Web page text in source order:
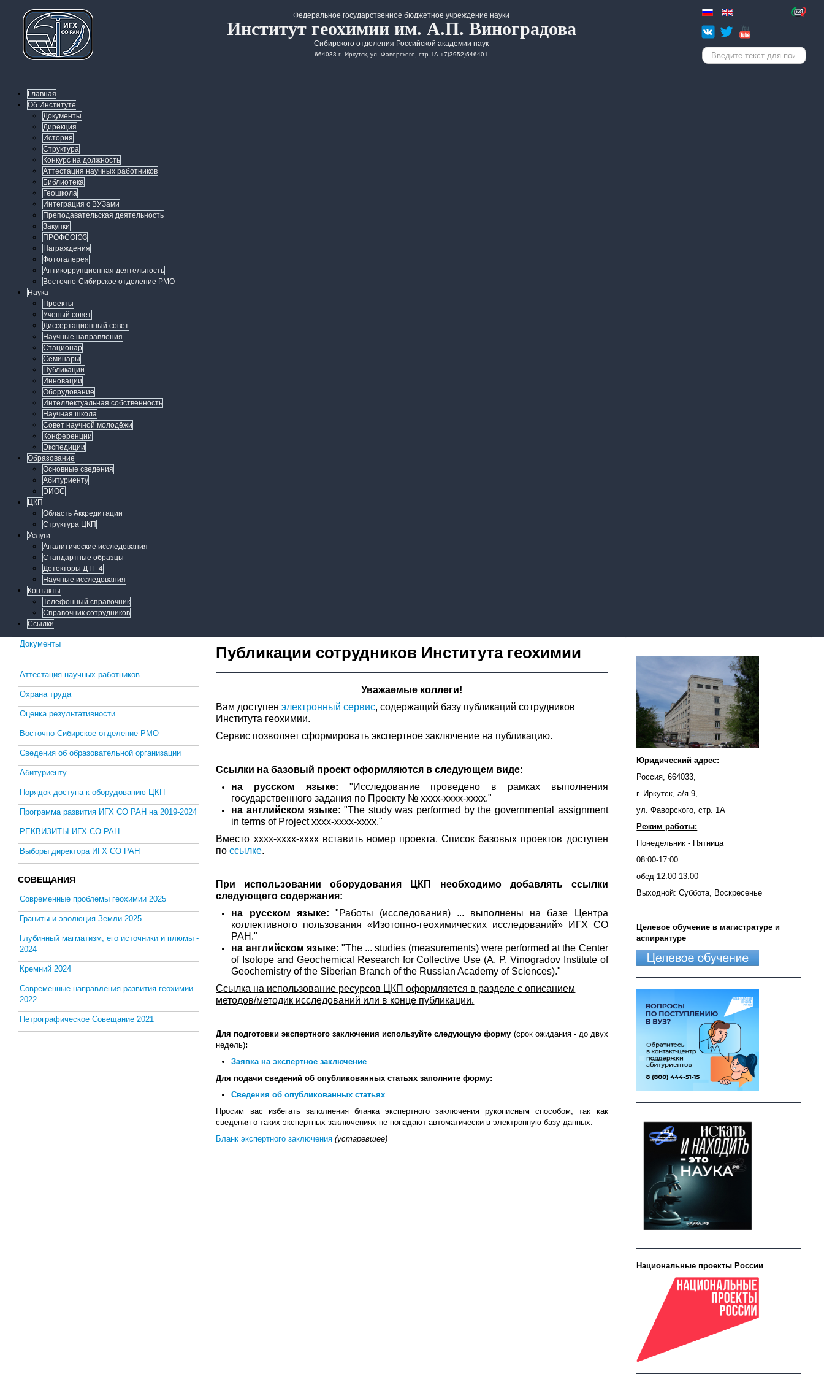
Федеральное государственное бюджетное учреждение науки
Институт геохимии им. А.П. Виноградова
Сибирского отделения Российской академии наук
664033 г. Иркутск, ул. Фаворского, стр.1А +7(3952)546401 Искать...
Главная
Об Институте
Документы
Дирекция
История
Структура
Конкурс на должность
Аттестация научных работников
Библиотека
Геошкола
Интеграция с ВУЗами
Преподавательская деятельность
Закупки
ПРОФСОЮЗ
Награждения
Фотогалерея
Антикоррупционная деятельность
Восточно-Сибирское отделение РМО
Наука
Проекты
Ученый совет
Диссертационный совет
Научные направления
Стационар
Семинары
Публикации
Инновации
Оборудование
Интеллектуальная собственность
Научная школа
Совет научной молодёжи
Конференции
Экспедиции
Образование
Основные сведения
Абитуриенту
ЭИОС
ЦКП
Область Аккредитации
Структура ЦКП
Услуги
Аналитические исследования
Стандартные образцы
Детекторы ДТГ-4
Научные исследования
Контакты
Телефонный справочник
Справочник сотрудников
Ссылки
Документы
Аттестация научных работников
Охрана труда
Оценка результативности
Восточно-Сибирское отделение РМО
Сведения об образовательной организации
Абитуриенту
Порядок доступа к оборудованию ЦКП
Программа развития ИГХ СО РАН на 2019-2024
РЕКВИЗИТЫ ИГХ СО РАН
Выборы директора ИГХ СО РАН
СОВЕЩАНИЯ
Современные проблемы геохимии 2025
Граниты и эволюция Земли 2025
Глубинный магматизм, его источники и плюмы -
2024
Кремний 2024
Современные направления развития геохимии
2022
Петрографическое Совещание 2021
Публикации сотрудников Института геохимии
Уважаемые коллеги!
Вам доступенэлектронный сервис, содержащий базу публикаций сотрудников
Института геохимии.
Сервис позволяет сформировать экспертное заключение на публикацию.
Ссылки на базовый проект оформляются в следующем виде:
на русском языке: "Исследование проведено в рамках выполнения
государственного задания по Проекту № хххх-хххх-хххх."
на английском языке: "The study was performed by the governmental assignment
in terms of Project хххх-хххх-хххх."
Вместо хххх-хххх-хххх вставить номер проекта. Список базовых проектов доступен
поссылке.
При использовании оборудования ЦКП необходимо добавлять ссылки
следующего содержания:
на русском языке: "Работы (исследования) ... выполнены на базе Центра
коллективного пользования «Изотопно-геохимических исследований» ИГХ СО
РАН."
на английском языке: "The ... studies (measurements) were performed at the Center
of Isotope and Geochemical Research for Collective Use (A. P. Vinogradov Institute of
Geochemistry of the Siberian Branch of the Russian Academy of Sciences)."
Ссылка на использование ресурсов ЦКП оформляется в разделе с описанием
методов/методик исследований или в конце публикации.
Для подготовки экспертного заключения используйте следующую форму (срок ожидания - до двух
недель):
Заявка на экспертное заключение
Для подачи сведений об опубликованных статьях заполните форму:
Сведения об опубликованных статьях
Просим вас избегать заполнения бланка экспертного заключения рукописным способом, так как
сведения о таких экспертных заключениях не попадают автоматически в электронную базу данных.
Бланк экспертного заключения (устаревшее)
Юридический адрес:
Россия, 664033,
г. Иркутск, а/я 9,
ул. Фаворского, стр. 1А
Режим работы:
Понедельник - Пятница
08:00-17:00
обед 12:00-13:00
Выходной: Суббота, Воскресенье
Целевое обучение в магистратуре и
аспирантуре
Национальные проекты России